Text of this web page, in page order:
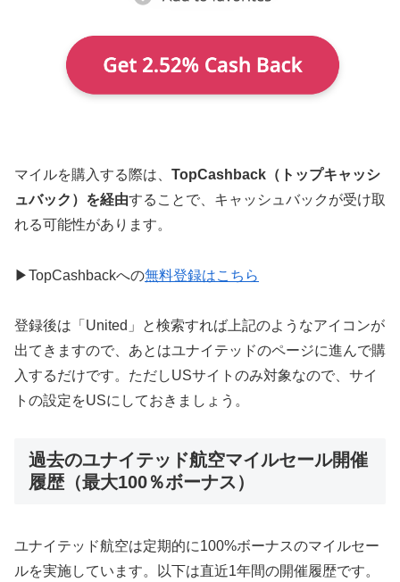
マイルを購入する際は、 TopCashback（トップキャッシ
ュバック）を経由することで、キャッシュバックが受け取
れる可能性があります。
▶TopCashbackへの無料登録はこちら
登録後は「United」と検索すれば上記のようなアイコンが
出てきますので、あとはユナイテッドのページに進んで購
入するだけです。ただしUSサイトのみ対象なので、サイ
トの設定をUSにしておきましょう。
過去のユナイテッド航空マイルセール開催
履歴（最大100％ボーナス）
ユナイテッド航空は定期的に100%ボーナスのマイルセー
ルを実施しています。以下は直近1年間の開催履歴です。